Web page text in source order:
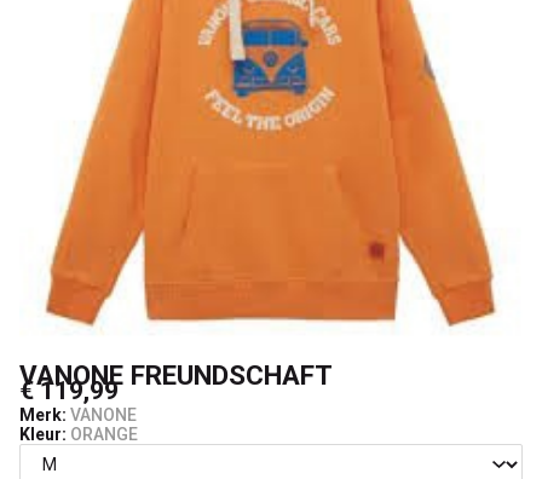
VANONE FREUNDSCHAFT
€ 119,99
Merk: VANONE
Kleur: ORANGE